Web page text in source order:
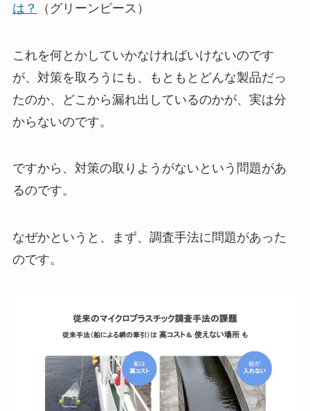
は？
（グリーンピース）
これを何とかしていかなければいけないのです
が、対策を取ろうにも、もともとどんな製品だっ
たのか、どこから漏れ出しているのかが、実は分
からないのです。
ですから、対策の取りようがないという問題があ
るのです。
なぜかというと、まず、調査手法に問題があった
のです。